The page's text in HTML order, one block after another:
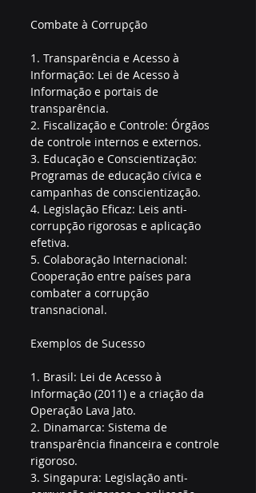
Combate à Corrupção
1. Transparência e Acesso à
Informação: Lei de Acesso à
Informação e portais de
transparência.
2. Fiscalização e Controle: Órgãos
de controle internos e externos.
3. Educação e Conscientização:
Programas de educação cívica e
campanhas de conscientização.
4. Legislação Eficaz: Leis anti-
corrupção rigorosas e aplicação
efetiva.
5. Colaboração Internacional:
Cooperação entre países para
combater a corrupção
transnacional.
Exemplos de Sucesso
1. Brasil: Lei de Acesso à
Informação (2011) e a criação da
Operação Lava Jato.
2. Dinamarca: Sistema de
transparência financeira e controle
rigoroso.
3. Singapura: Legislação anti-